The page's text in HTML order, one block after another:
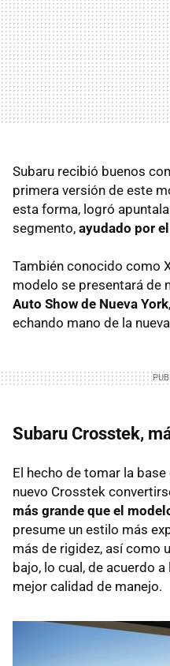
Subaru recibió buenos
primera versión de este
esta forma, logró
segmento, ayudado por
También conocido como
modelo se presentará de
Auto Show de Nueva York
echando mano de la
Subaru Crosstek,
El hecho de tomar la
nuevo Crosstek
más grande que el
presume un estilo más
más de rigidez, así como
bajo, lo cual, de acuerdo
mejor calidad de manejo.